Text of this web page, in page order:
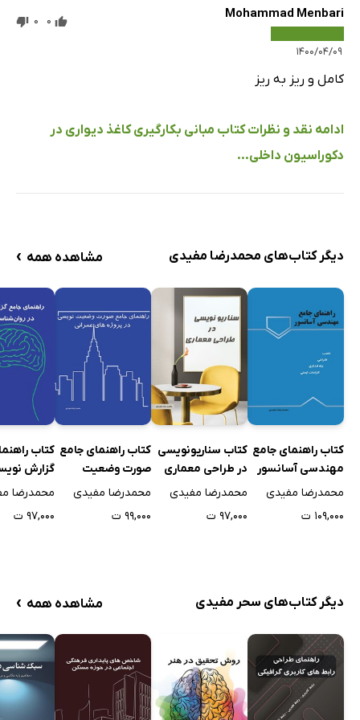
Mohammad Menbari
۱۴۰۰/۰۴/۰۹
0
0
کامل و ریز به ریز
ادامه نقد و نظرات کتاب مبانی بکارگیری کاغذ دیواری در
دکوراسیون داخلی...
دیگر کتاب‌های محمدرضا مفیدی مشاهده همه ›
کتاب راهنمای جامع
مهندسی آسانسور
محمدرضا مفیدی
۱۰۹,۰۰۰ ت
کتاب سناریونویسی
در طراحی معماری
محمدرضا مفیدی
۹۷,۰۰۰ ت
کتاب راهنمای جامع
صورت وضعیت
نویسی در پروژه‌های
محمدرضا مفیدی
۹۹,۰۰۰ ت
کتاب
گزارش
روانشناسی
محمدرضا
۹۷,۰۰۰ ت
دیگر کتاب‌های سحر مفیدی مشاهده همه ›